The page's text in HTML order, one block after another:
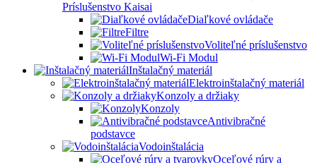
Príslušenstvo Kaisai
Diaľkové ovládače
Filtre
Voliteľné príslušenstvo
Wi-Fi Modul
Inštalačný materiál
Elektroinštalačný materiál
Konzoly a držiaky
Konzoly
Antivibračné
podstavce
Vodoinštalácia
Oceľové rúry a